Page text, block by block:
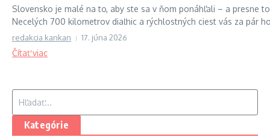
Slovensko je malé na to, aby ste sa v ňom ponáhľali – a presne
Necelých 700 kilometrov diaľnic a rýchlostných ciest vás za pár
redakcia kankan 17. júna 2026
Čítať viac
Kategórie